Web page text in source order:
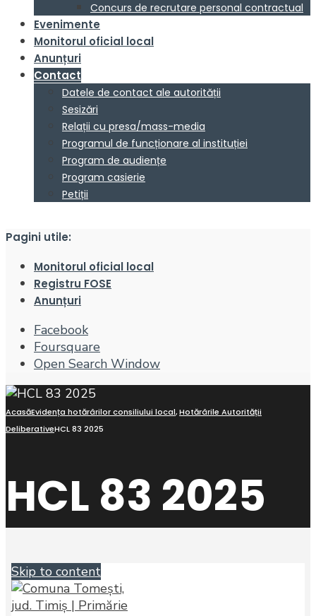
Concurs de recrutare personal contractual
Evenimente
Monitorul oficial local
Anunțuri
Contact
Datele de contact ale autorității
Sesizări
Relații cu presa/mass-media
Programul de funcționare al instituției
Program de audiențe
Program casierie
Petiții
Pagini utile:
Monitorul oficial local
Registru FOSE
Anunțuri
Facebook
Foursquare
Open Search Window
AcasăEvidența hotărârilor consiliului local,Hotărârile Autorității
DeliberativeHCL 83 2025
HCL 83 2025